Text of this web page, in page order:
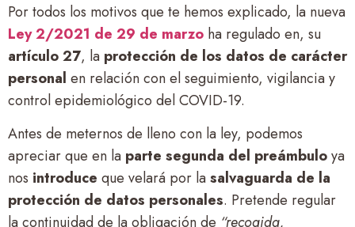
Por todos los motivos que te hemos explicado, la nueva
Ley 2/2021 de 29 de marzo ha regulado en, su
artículo 27, la protección de los datos de carácter
personal en relación con el seguimiento, vigilancia y
control epidemiológico del COVID-19.
Antes de meternos de lleno con la ley, podemos
apreciar que en la parte segunda del preámbuloya
nos introduce que velará por lasalvaguarda de la
protección de datos personales. Pretende regular
la continuidad de la obligación de “recogida,